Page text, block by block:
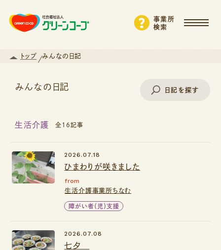
事業所
検索
トップ みんなの日記
みんなの日記 日記を探す
エリアから探す
支援・サービスから探す
生活介護 全16記事
ひまわりが咲きました
2026.07.18
from
生活介護事業所ちなむ
障がい者（児）支援
七夕
2026.07.08